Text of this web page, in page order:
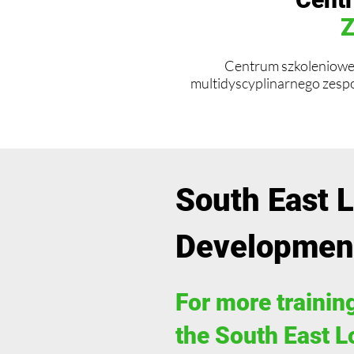
Centrum
multidyscyplinarnego
South East
For more
the South East